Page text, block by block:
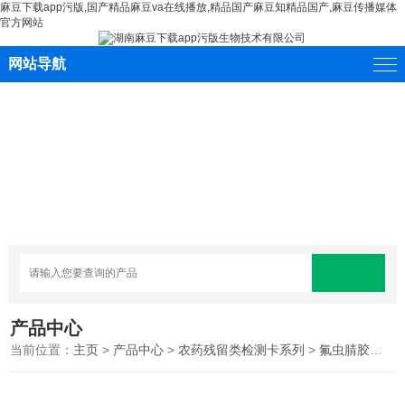
麻豆下载app污版,国产精品麻豆va在线播放,精品国产麻豆知精品国产,麻豆传播媒体
官方网站
网站导航
产品中心
当前位置： 主页 > 产品中心 > 农药残留类检测卡系列 >氟虫腈胶体金快速检测卡